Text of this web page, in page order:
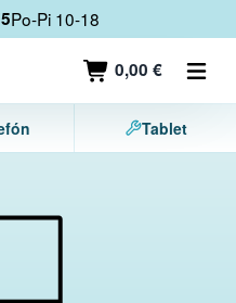
Po-Pi 10-18
0,00 €
Tablet